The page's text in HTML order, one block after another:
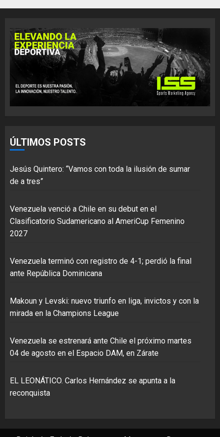
ÚLTIMOS POSTS
Jesús Quintero: “Vamos con toda la ilusión de sumar
de a tres”
Venezuela venció a Chile en su debut en el
Clasificatorio Sudamericano al AmeriCup Femenino
2027
Venezuela terminó con registro de 4-1; perdió la final
ante República Dominicana
Makoun y Levski: nuevo triunfo en liga, invictos y con la
mirada en la Champions League
Venezuela se estrenará ante Chile el próximo martes
04 de agosto en el Espacio DAM, en Zárate
EL LEONÁTICO. Carlos Hernández se apunta a la
reconquista